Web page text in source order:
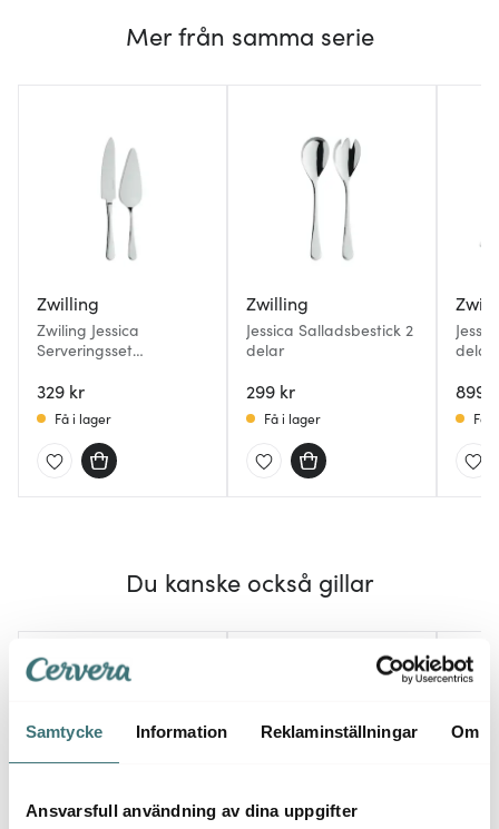
Samtycke Information Reklaminställningar Om
Ansvarsfull användning av dina uppgifter
Mer från samma serie
Zwilling
Zwiling Jessica
Serveringsset
329 kr
Få i lager
Zwilling
Jessica Salladsbestick 2
delar
299 kr
Få i lager
delar
899
Få
Du kanske också gillar